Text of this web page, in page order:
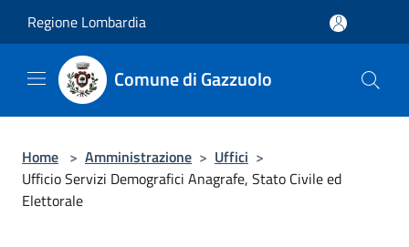
Regione Lombardia
Comune di Gazzuolo
Home > Amministrazione > Uffici >
Ufficio Servizi Demografici Anagrafe, Stato Civile ed
Elettorale